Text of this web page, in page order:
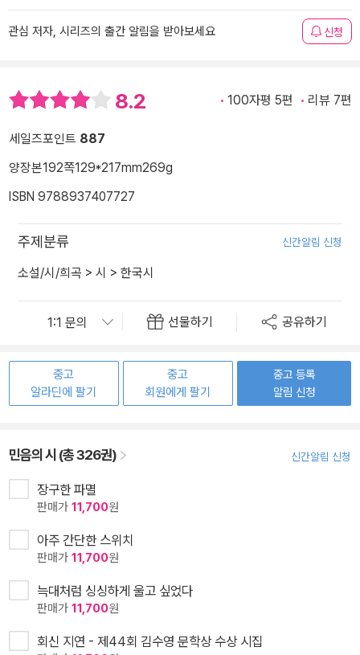
관심 저자, 시리즈의 출간 알림을 받아보세요 신청
8.2 100자평 5편 리뷰 7편
세일즈포인트 887
양장본192쪽129*217mm269g
ISBN 9788937407727
주제분류 신간알림 신청
소설/시/희곡 > 시 > 한국시
선물하기 공유하기
중고
알라딘에 팔기
중고
회원에게 팔기
중고 등록
알림 신청
민음의 시 (총 326권) 신간알림 신청
장구한 파멸
판매가 11,700원
아주 간단한 스위치
판매가 11,700원
늑대처럼 싱싱하게 울고 싶었다
판매가 11,700원
회신 지연 - 제44회 김수영 문학상 수상 시집